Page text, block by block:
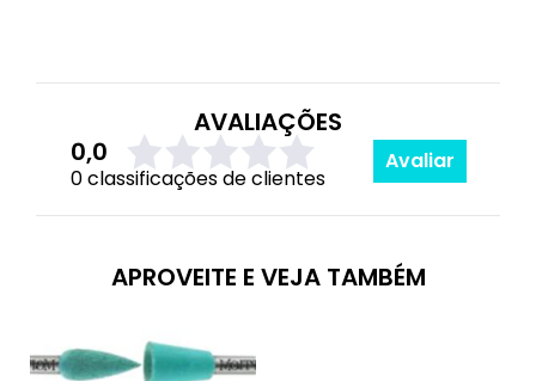
AVALIAÇÕES
0,0
0 classificações de clientes
Avaliar
APROVEITE E VEJA TAMBÉM